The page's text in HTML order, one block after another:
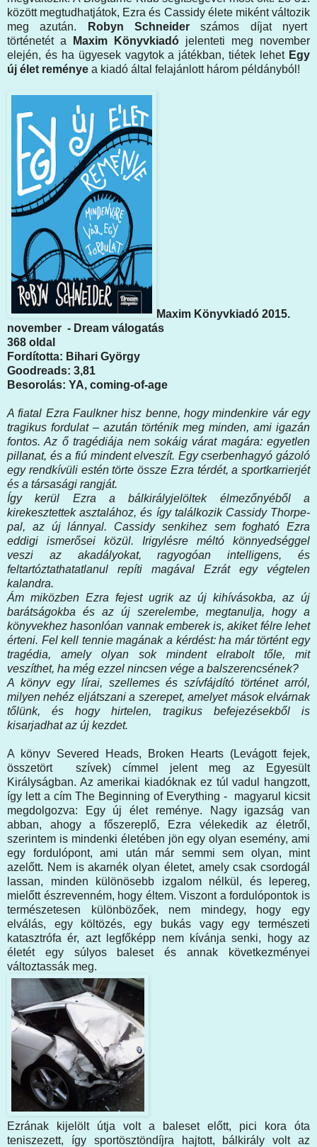
között megtudhatjátok, Ezra és Cassidy élete miként változik
meg azután.
Robyn Schneiderszámos díjat nyert
történetét a
Maxim Könyvkiadó jelenteti meg november
elején, és ha ügyesek vagytok a játékban, tiétek lehet Egy
új élet reménye a kiadó által felajánlott három példányból!
Maxim Könyvkiadó 2015.
november - Dream válogatás
368 oldal
Fordította: Bihari György
Goodreads: 3,81
Besorolás: YA, coming-of-age
A fiatal Ezra Faulkner hisz benne, hogy mindenkire vár egy
tragikus fordulat – azután történik meg minden, ami igazán
fontos. Az ő tragédiája nem sokáig várat magára: egyetlen
pillanat, és a fiú mindent elveszít. Egy cserbenhagyó gázoló
egy rendkívüli estén törte össze Ezra térdét, a sportkarrierjét
és a társasági rangját.
Így kerül Ezra a bálkirályjelöltek élmezőnyéből a
kirekesztettek asztalához, és így találkozik Cassidy Thorpe-
pal, az új lánnyal. Cassidy senkihez sem fogható Ezra
eddigi ismerősei közül. Irigylésre méltó könnyedséggel
veszi az akadályokat, ragyogóan intelligens, és
feltartóztathatatlanul repíti magával Ezrát egy végtelen
kalandra.
Ám miközben Ezra fejest ugrik az új kihívásokba, az új
barátságokba és az új szerelembe, megtanulja, hogy a
könyvekhez hasonlóan vannak emberek is, akiket félre lehet
érteni. Fel kell tennie magának a kérdést: ha már történt egy
tragédia, amely olyan sok mindent elrabolt tőle, mit
veszíthet, ha még ezzel nincsen vége a balszerencsének?
A könyv egy lírai, szellemes és szívfájdító történet arról,
milyen nehéz eljátszani a szerepet, amelyet mások elvárnak
tőlünk, és hogy hirtelen, tragikus befejezésekből is
kisarjadhat az új kezdet.
A könyv Severed Heads, Broken Hearts (Levágott fejek,
összetört szívek) címmel jelent meg az Egyesült
Királyságban. Az amerikai kiadóknak ez túl vadul hangzott,
így lett a cím The Beginning of Everything - magyarul kicsit
megdolgozva: Egy új élet reménye. Nagy igazság van
abban, ahogy a főszereplő, Ezra vélekedik az életről,
szerintem is mindenki életében jön egy olyan esemény, ami
egy fordulópont, ami után már semmi sem olyan, mint
azelőtt. Nem is akarnék olyan életet, amely csak csordogál
lassan, minden különösebb izgalom nélkül, és lepereg,
mielőtt észrevenném, hogy éltem. Viszont a fordulópontok is
természetesen különbözőek, nem mindegy, hogy egy
elválás, egy költözés, egy bukás vagy egy természeti
katasztrófa ér, azt legfőképp nem kívánja senki, hogy az
életét egy súlyos baleset és annak következményei
változtassák meg.
Ezrának kijelölt útja volt a baleset előtt, pici kora óta
teniszezett, így sportösztöndíjra hajtott, bálkirály volt az